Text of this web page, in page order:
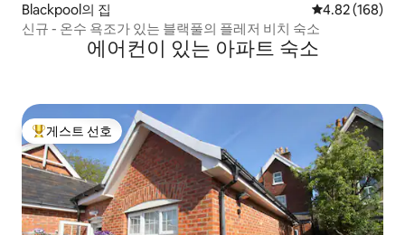
Blackpool의 집 평점 4.82점(5
4.82 (168)
신규 - 온수 욕조가 있는 블랙풀의 플레저 비치 숙소
에어컨이 있는 아파트 숙소
상위 게스트 선호
게스트 선호